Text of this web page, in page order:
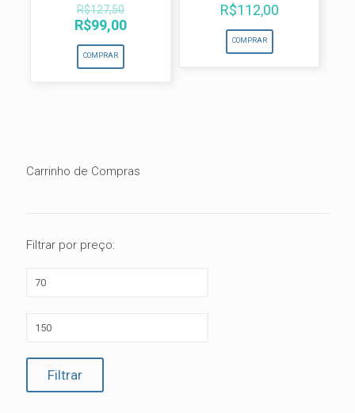
R$127,50
O
preço
original
era:
R$99,00O
COMPRAR
R$112,00
COMPRAR
Carrinho de Compras
Filtrar por preço:
mínimo
máximo
Filtrar